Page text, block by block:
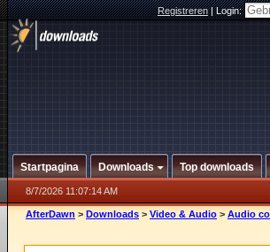
Registreren|Login:
Startpagina Downloads Top downloads
8/7/2026 11:07:14 AM
AfterDawn > Downloads > Video & Audio > Audio